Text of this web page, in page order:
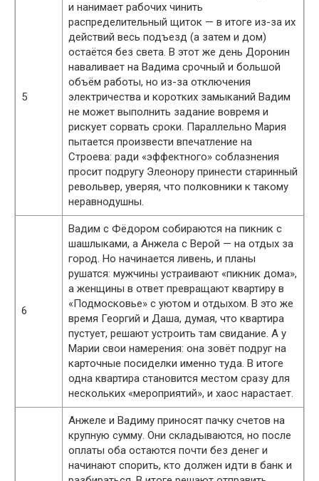
5
и нанимает рабочих чинить
распределительный щиток — в итоге из-за их
действий весь подъезд (а затем и дом)
остаётся без света. В этот же день Доронин
наваливает на Вадима срочный и большой
объём работы, но из-за отключения
электричества и коротких замыканий Вадим
не может выполнить задание вовремя и
рискует сорвать сроки. Параллельно Мария
пытается произвести впечатление на
Строева: ради «эффектного» соблазнения
просит подругу Элеонору принести старинный
револьвер, уверяя, что полковники к такому
неравнодушны.
6
Вадим с Фёдором собираются на пикник с
шашлыками, а Анжела с Верой — на отдых за
город. Но начинается ливень, и планы
рушатся: мужчины устраивают «пикник дома»,
а женщины в ответ превращают квартиру в
«Подмосковье» с уютом и отдыхом. В это же
время Георгий и Даша, думая, что квартира
пустует, решают устроить там свидание. А у
Марии свои намерения: она зовёт подруг на
карточные посиделки именно туда. В итоге
одна квартира становится местом сразу для
нескольких «мероприятий», и хаос нарастает.
Анжеле и Вадиму приносят пачку счетов на
крупную сумму. Они складываются, но после
оплаты оба остаются почти без денег и
начинают спорить, кто должен идти в банк и